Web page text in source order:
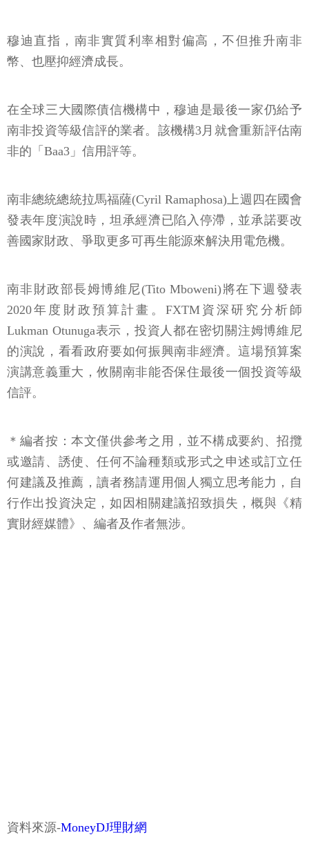
穆迪直指，南非實質利率相對偏高，不但推升南非
幣、也壓抑經濟成長。
在全球三大國際債信機構中，穆迪是最後一家仍給予
南非投資等級信評的業者。該機構3月就會重新評估南
非的「Baa3」信用評等。
南非總統總統拉馬福薩(Cyril Ramaphosa)上週四在國會
發表年度演說時，坦承經濟已陷入停滯，並承諾要改
善國家財政、爭取更多可再生能源來解決用電危機。
南非財政部長姆博維尼(Tito Mboweni)將在下週發表
2020年度財政預算計畫。FXTM資深研究分析師
Lukman Otunuga表示，投資人都在密切關注姆博維尼
的演說，看看政府要如何振興南非經濟。這場預算案
演講意義重大，攸關南非能否保住最後一個投資等級
信評。
＊編者按：本文僅供參考之用，並不構成要約、招攬
或邀請、誘使、任何不論種類或形式之申述或訂立任
何建議及推薦，讀者務請運用個人獨立思考能力，自
行作出投資決定，如因相關建議招致損失，概與《精
實財經媒體》、編者及作者無涉。
資料來源-MoneyDJ理財網